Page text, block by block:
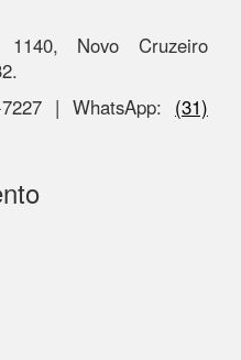
Novo Cruzeiro
7227 | WhatsApp: (31)